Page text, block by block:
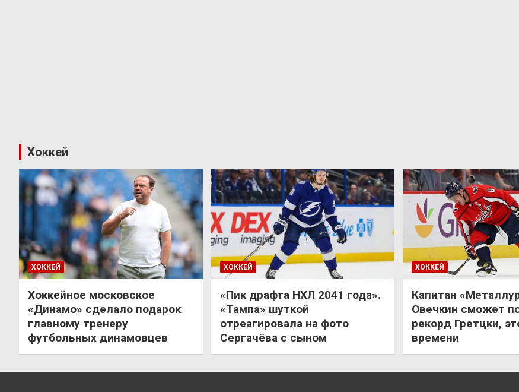
Хоккей
ХОККЕЙ
Хоккейное московское
«Динамо» сделало подарок
главному тренеру
футбольных динамовцев
ХОККЕЙ
«Пик драфта НХЛ 2041 года».
«Тампа» шуткой
отреагировала на фото
Сергачёва с сыном
ХОККЕЙ
Капитан
Овечкин сможет
рекорд Гретцки,
времени